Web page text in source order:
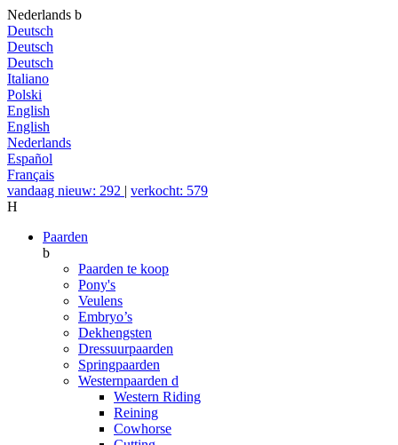
Nederlands b
Deutsch
Deutsch
Deutsch
Italiano
Polski
English
English
Nederlands
Español
Français
vandaag nieuw: 292 | verkocht: 579
H
Paarden
b
Paarden te koop
Pony's
Veulens
Embryo’s
Dekhengsten
Dressuurpaarden
Springpaarden
Westernpaarden d
Western Riding
Reining
Cowhorse